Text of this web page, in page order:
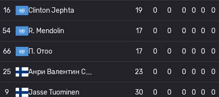
16 Clinton Jephta 19 0 0 0 0 0 0
54 R. Mendolin 17 0 0 0 0 0 0
66 П. Отоо 17 0 0 0 0 0 0
25 Анри Валентин С 23 0 0 0 0 0 0
9 Jasse Tuominen 30 0 0 0 0 0 0